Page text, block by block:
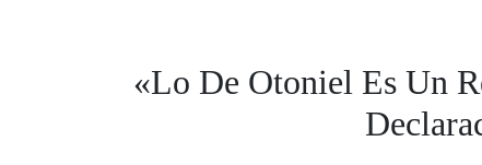
«Lo De Otoniel Es Un